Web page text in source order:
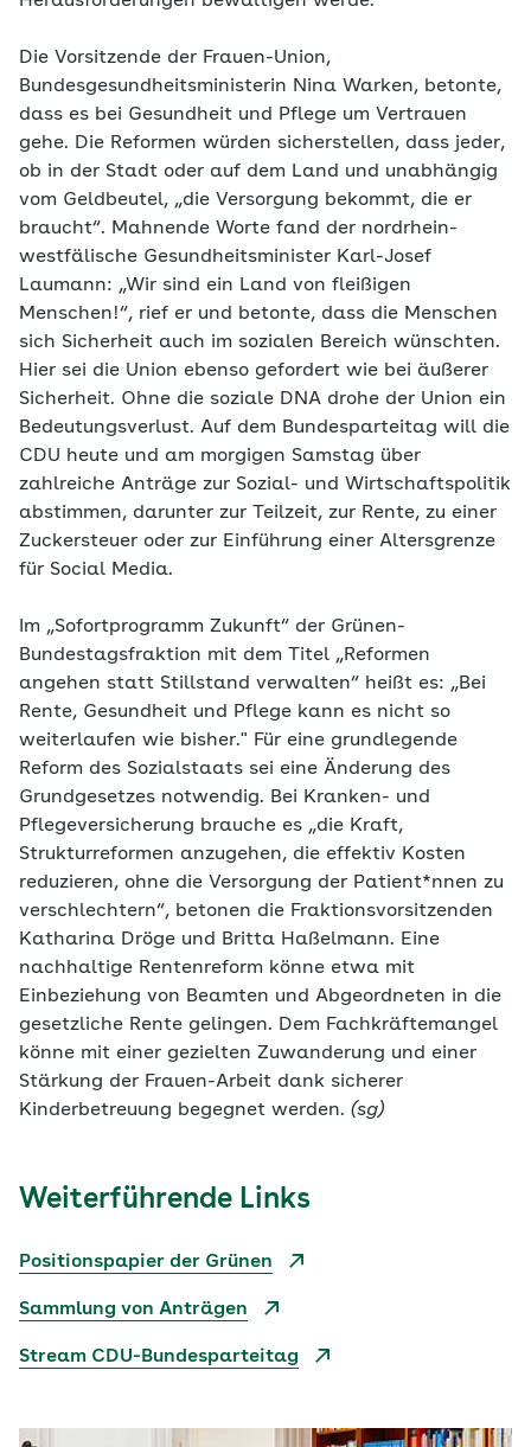
Die Vorsitzende der Frauen-Union,
Bundesgesundheitsministerin Nina Warken, betonte,
dass es bei Gesundheit und Pflege um Vertrauen
gehe. Die Reformen würden sicherstellen, dass jeder,
ob in der Stadt oder auf dem Land und unabhängig
vom Geldbeutel, „die Versorgung bekommt, die er
braucht“. Mahnende Worte fand der nordrhein-
westfälische Gesundheitsminister Karl-Josef
Laumann: „Wir sind ein Land von fleißigen
Menschen!“, rief er und betonte, dass die Menschen
sich Sicherheit auch im sozialen Bereich wünschten.
Hier sei die Union ebenso gefordert wie bei äußerer
Sicherheit. Ohne die soziale DNA drohe der Union ein
Bedeutungsverlust. Auf dem Bundesparteitag will die
CDU heute und am morgigen Samstag über
zahlreiche Anträge zur Sozial- und Wirtschaftspolitik
abstimmen, darunter zur Teilzeit, zur Rente, zu einer
Zuckersteuer oder zur Einführung einer Altersgrenze
für Social Media.
Im „Sofortprogramm Zukunft“ der Grünen-
Bundestagsfraktion mit dem Titel „Reformen
angehen statt Stillstand verwalten“ heißt es: „Bei
Rente, Gesundheit und Pflege kann es nicht so
weiterlaufen wie bisher." Für eine grundlegende
Reform des Sozialstaats sei eine Änderung des
Grundgesetzes notwendig. Bei Kranken- und
Pflegeversicherung brauche es „die Kraft,
Strukturreformen anzugehen, die effektiv Kosten
reduzieren, ohne die Versorgung der Patient*nnen zu
verschlechtern“, betonen die Fraktionsvorsitzenden
Katharina Dröge und Britta Haßelmann. Eine
nachhaltige Rentenreform könne etwa mit
Einbeziehung von Beamten und Abgeordneten in die
gesetzliche Rente gelingen. Dem Fachkräftemangel
könne mit einer gezielten Zuwanderung und einer
Stärkung der Frauen-Arbeit dank sicherer
Kinderbetreuung begegnet werden. (sg)
Weiterführende Links
Positionspapier der Grünen
Sammlung von Anträgen
Stream CDU-Bundesparteitag